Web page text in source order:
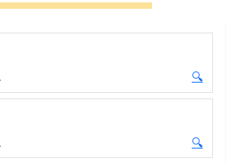
🔍
開始本
🔍
開始舊